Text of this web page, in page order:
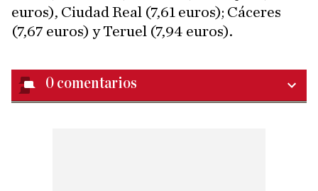
euros), Ciudad Real (7,61 euros); Cáceres
(7,67 euros) y Teruel (7,94 euros).
0 comentarios